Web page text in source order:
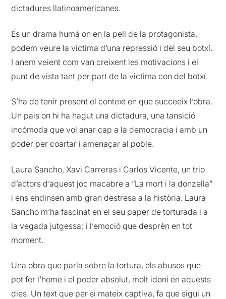
dictadures llatinoamericanes.
És un drama humà on en la pell de la protagonista,
podem veure la victima d’una repressió i del seu botxí.
I anem veient com van creixent les motivacions i el
punt de vista tant per part de la victima con del botxí.
S’ha de tenir present el context en que succeeix l’obra.
Un pais on hi ha hagut una dictadura, una tansició
incòmoda que vol anar cap a la democracia i amb un
poder per coartar i amenaçar al poble.
Laura Sancho, Xavi Carreras i Carlos Vicente, un trio
d’actors d’aquest joc macabre a “La mort i la donzella”
i ens endinsen amb gran destresa a la història. Laura
Sancho m’ha fascinat en el seu paper de torturada i a
la vegada jutgessa; i l’emoció que desprèn en tot
moment.
Una obra que parla sobre la tortura, els abusos que
pot fer l’home i el poder absolut, molt idoni en aquests
dies. Un text que per si mateix captiva, fa que sigui un